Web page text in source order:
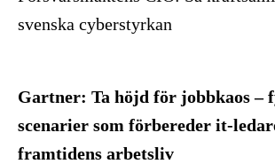
svenska cyberstyrkan
Gartner: Ta höjd för jobbkaos –
scenarier som förbereder it-
framtidens arbetsliv